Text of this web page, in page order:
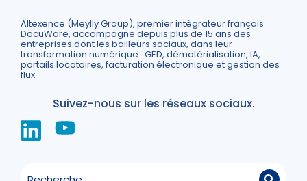
Altexence (Meylly Group), premier intégrateur français
DocuWare, accompagne depuis plus de 15 ans des
entreprises dont les bailleurs sociaux, dans leur
transformation numérique : GED, dématérialisation, IA,
portails locataires, facturation électronique et gestion des
flux.
Suivez-nous sur les réseaux sociaux.